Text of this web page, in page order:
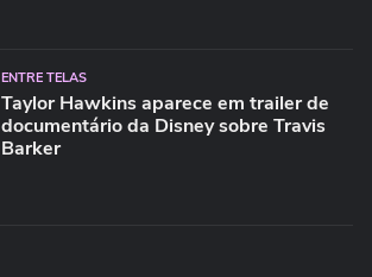
ENTRE TELAS
Taylor Hawkins aparece em trailer de
documentário da Disney sobre Travis
Barker